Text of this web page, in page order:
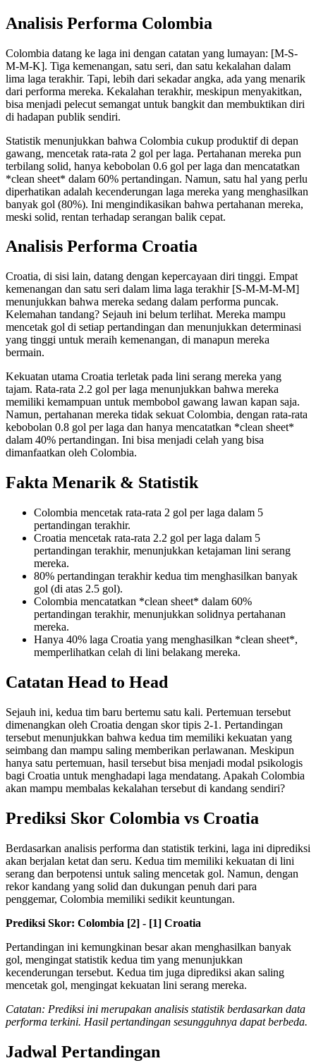
Analisis Performa Colombia
Colombia datang ke laga ini dengan catatan yang lumayan: [M-S-
M-M-K]. Tiga kemenangan, satu seri, dan satu kekalahan dalam
lima laga terakhir. Tapi, lebih dari sekadar angka, ada yang menarik
dari performa mereka. Kekalahan terakhir, meskipun menyakitkan,
bisa menjadi pelecut semangat untuk bangkit dan membuktikan diri
di hadapan publik sendiri.
Statistik menunjukkan bahwa Colombia cukup produktif di depan
gawang, mencetak rata-rata 2 gol per laga. Pertahanan mereka pun
terbilang solid, hanya kebobolan 0.6 gol per laga dan mencatatkan
*clean sheet* dalam 60% pertandingan. Namun, satu hal yang perlu
diperhatikan adalah kecenderungan laga mereka yang menghasilkan
banyak gol (80%). Ini mengindikasikan bahwa pertahanan mereka,
meski solid, rentan terhadap serangan balik cepat.
Analisis Performa Croatia
Croatia, di sisi lain, datang dengan kepercayaan diri tinggi. Empat
kemenangan dan satu seri dalam lima laga terakhir [S-M-M-M-M]
menunjukkan bahwa mereka sedang dalam performa puncak.
Kelemahan tandang? Sejauh ini belum terlihat. Mereka mampu
mencetak gol di setiap pertandingan dan menunjukkan determinasi
yang tinggi untuk meraih kemenangan, di manapun mereka
bermain.
Kekuatan utama Croatia terletak pada lini serang mereka yang
tajam. Rata-rata 2.2 gol per laga menunjukkan bahwa mereka
memiliki kemampuan untuk membobol gawang lawan kapan saja.
Namun, pertahanan mereka tidak sekuat Colombia, dengan rata-rata
kebobolan 0.8 gol per laga dan hanya mencatatkan *clean sheet*
dalam 40% pertandingan. Ini bisa menjadi celah yang bisa
dimanfaatkan oleh Colombia.
Fakta Menarik & Statistik
Colombia mencetak rata-rata 2 gol per laga dalam 5
pertandingan terakhir.
Croatia mencetak rata-rata 2.2 gol per laga dalam 5
pertandingan terakhir, menunjukkan ketajaman lini serang
mereka.
80% pertandingan terakhir kedua tim menghasilkan banyak
gol (di atas 2.5 gol).
Colombia mencatatkan *clean sheet* dalam 60%
pertandingan terakhir, menunjukkan solidnya pertahanan
mereka.
Hanya 40% laga Croatia yang menghasilkan *clean sheet*,
memperlihatkan celah di lini belakang mereka.
Catatan Head to Head
Sejauh ini, kedua tim baru bertemu satu kali. Pertemuan tersebut
dimenangkan oleh Croatia dengan skor tipis 2-1. Pertandingan
tersebut menunjukkan bahwa kedua tim memiliki kekuatan yang
seimbang dan mampu saling memberikan perlawanan. Meskipun
hanya satu pertemuan, hasil tersebut bisa menjadi modal psikologis
bagi Croatia untuk menghadapi laga mendatang. Apakah Colombia
akan mampu membalas kekalahan tersebut di kandang sendiri?
Prediksi Skor Colombia vs Croatia
Berdasarkan analisis performa dan statistik terkini, laga ini diprediksi
akan berjalan ketat dan seru. Kedua tim memiliki kekuatan di lini
serang dan berpotensi untuk saling mencetak gol. Namun, dengan
rekor kandang yang solid dan dukungan penuh dari para
penggemar, Colombia memiliki sedikit keuntungan.
Prediksi Skor: Colombia [2] - [1] Croatia
Pertandingan ini kemungkinan besar akan menghasilkan banyak
gol, mengingat statistik kedua tim yang menunjukkan
kecenderungan tersebut. Kedua tim juga diprediksi akan saling
mencetak gol, mengingat kekuatan lini serang mereka.
Catatan: Prediksi ini merupakan analisis statistik berdasarkan data
performa terkini. Hasil pertandingan sesungguhnya dapat berbeda.
Jadwal Pertandingan